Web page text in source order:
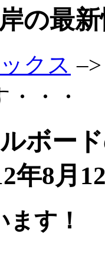
の最
クス
・・
ボー
年8月
す！